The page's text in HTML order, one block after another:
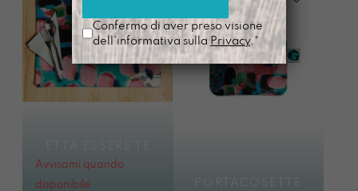
Avvisami quando
disponibile
PORTACOSETTE
Confermo di aver preso visione
dell'informativa sulla Privacy.*